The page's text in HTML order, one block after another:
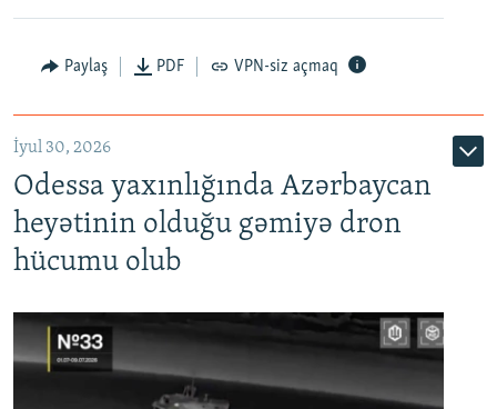
Paylaş PDF VPN-siz açmaq
İyul 30, 2026
Odessa yaxınlığında Azərbaycan
heyətinin olduğu gəmiyə dron
hücumu olub